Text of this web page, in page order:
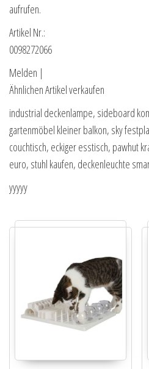
aufrufen.
Artikel Nr.:
0098272066
Melden |
Ähnlichen Artikel verkaufen
industrial deckenlampe, sideboard
gartenmöbel kleiner balkon, sky
couchtisch, eckiger esstisch, pawhut
euro, stuhl kaufen, deckenleuchte
yyyyy